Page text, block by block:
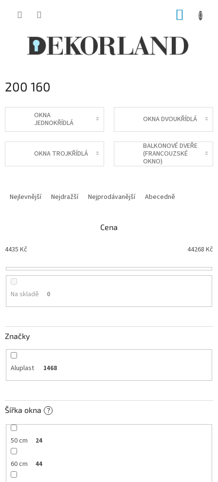
200 160
OKNA
JEDNOKŘÍDLÁ
OKNA DVOUKŘÍDLÁ
OKNA TROJKŘÍDLÁ
BALKONOVÉ DVEŘE
(FRANCOUZSKÉ
OKNO)
p
o
ů
Nejlevnější Nejdražší Nejprodávanější Abecedně
Cena
4435 Kč 44268 Kč
Na skladě 0
Značky
Aluplast 1468
Šířka okna ?
50 cm 24
60 cm 44